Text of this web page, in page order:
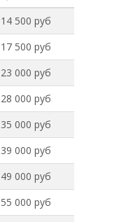
14 500 руб
17 500 руб
23 000 руб
28 000 руб
35 000 руб
39 000 руб
49 000 руб
55 000 руб